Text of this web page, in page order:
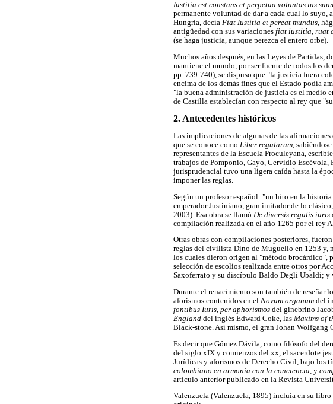
Iustitia est constans et perpetua voluntas ius
permanente voluntad de dar a cada cual lo suyo,
Hungría, decía Fiat Iustitia et pereat mundus,
antigüedad con sus variaciones fiat iustitia, ruat
(se haga justicia, aunque perezca el entero orbe).
Muchos años después, en las Leyes de Partidas,
mantiene el mundo, por ser fuente de todos los
pp. 739-740), se dispuso que "la justicia fuera
encima de los demás fines que el Estado podía
"la buena administración de justicia es el medio
de Castilla establecían con respecto al rey que
2. Antecedentes históricos
Las implicaciones de algunas de las
que se conoce como Liber regularum,
representantes de la Escuela Proculeyana,
trabajos de Pomponio, Gayo, Cervidio
jurisprudencial tuvo una ligera caída hasta la
imponer las reglas.
Según un profesor español: "un hito en la
emperador Justiniano, gran imitador de lo
2003). Esa obra se llamó De diversis regulis iuris
compilación realizada en el año 1265 por el rey
Otras obras con compilaciones posteriores,
reglas del civilista Dino de Muguello en 1253 y,
los cuales dieron origen al "método brocárdico",
selección de escolios realizada entre otros por
Saxoferrato y su discípulo Baldo Degli Ubaldi; y
Durante el renacimiento son también de reseñar
aforismos contenidos en el Novum organum del
fontibus Iuris, per aphorismos del ginebrino
England del inglés Edward Coke, las Maxims of
Black-stone. Así mismo, el gran Johan Wolfgang
Es decir que Gómez Dávila, como filósofo del
del siglo xIX y comienzos del xx, el sacerdote
Jurídicas y aforismos de Derecho Civil, bajo los
colombiano en armonía con la conciencia , y
artículo anterior publicado en la Revista
Valenzuela (Valenzuela, 1895) incluía en su